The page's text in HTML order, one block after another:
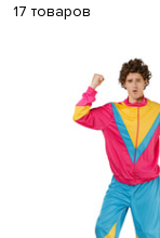
17 товаров